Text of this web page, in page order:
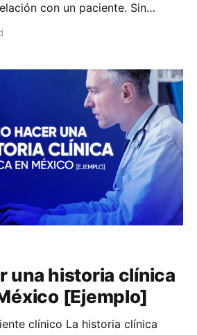
con un paciente. Sin
con un ejemplo que les sirva
profesional. Fue por eso
una historia clínica
[Ejemplo]
La historia clínica